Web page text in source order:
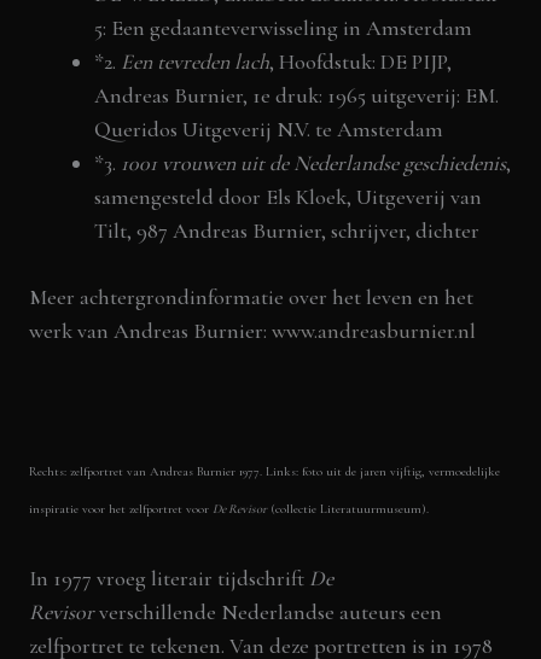
5: Een gedaanteverwisseling in Amsterdam
*2. Een tevreden lach, Hoofdstuk: DE PIJP,
Andreas Burnier, 1e druk: 1965 uitgeverij: EM.
Queridos Uitgeverij N.V. te Amsterdam
*3. 1001 vrouwen uit de Nederlandse geschiedenis,
samengesteld door Els Kloek, Uitgeverij van
Tilt, 987 Andreas Burnier, schrijver, dichter
Meer achtergrondinformatie over het leven en het
werk van Andreas Burnier:www.andreasburnier.nl
Rechts: zelfportret van Andreas Burnier 1977. Links: foto uit de jaren vijftig, vermoedelijke
inspiratie voor het zelfportret voor De Revisor(collectie Literatuurmuseum).
In 1977 vroeg literair tijdschrift De
Revisorverschillende Nederlandse auteurs een
zelfportret te tekenen. Van deze portretten is in 1978